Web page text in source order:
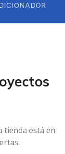
tienda está en